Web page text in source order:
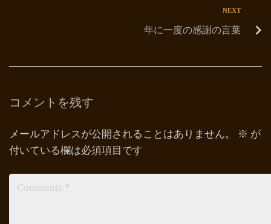
NEXT
年に一度の感謝の言葉
コメントを残す
メールアドレスが公開されることはありません。 ※ が
付いている欄は必須項目です